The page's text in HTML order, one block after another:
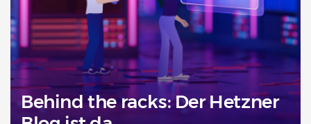
Produkte
Hetzner Object Storage: Moderne
Speicherlösung für wachsende
Datenmengen
3. Dezember 2024
Behind the racks: Der Hetzner